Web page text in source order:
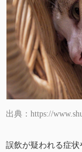
出典：https://
誤飲が疑われる症状